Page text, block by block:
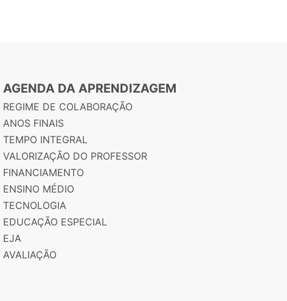
AGENDA DA APRENDIZAGEM
REGIME DE COLABORAÇÃO
ANOS FINAIS
TEMPO INTEGRAL
VALORIZAÇÃO DO PROFESSOR
FINANCIAMENTO
ENSINO MÉDIO
TECNOLOGIA
EDUCAÇÃO ESPECIAL
EJA
AVALIAÇÃO